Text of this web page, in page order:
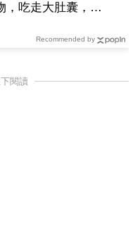
，吃走大肚囊，瘦
Recommended by
閱讀